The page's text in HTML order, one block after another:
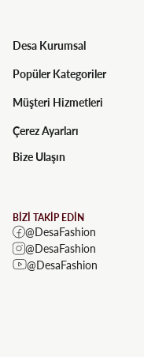
Desa Kurumsal
Popüler Kategoriler
Müşteri Hizmetleri
Çerez Ayarları
Bize Ulaşın
BİZİ TAKİP EDİN
@DesaFashion
@DesaFashion
@DesaFashion